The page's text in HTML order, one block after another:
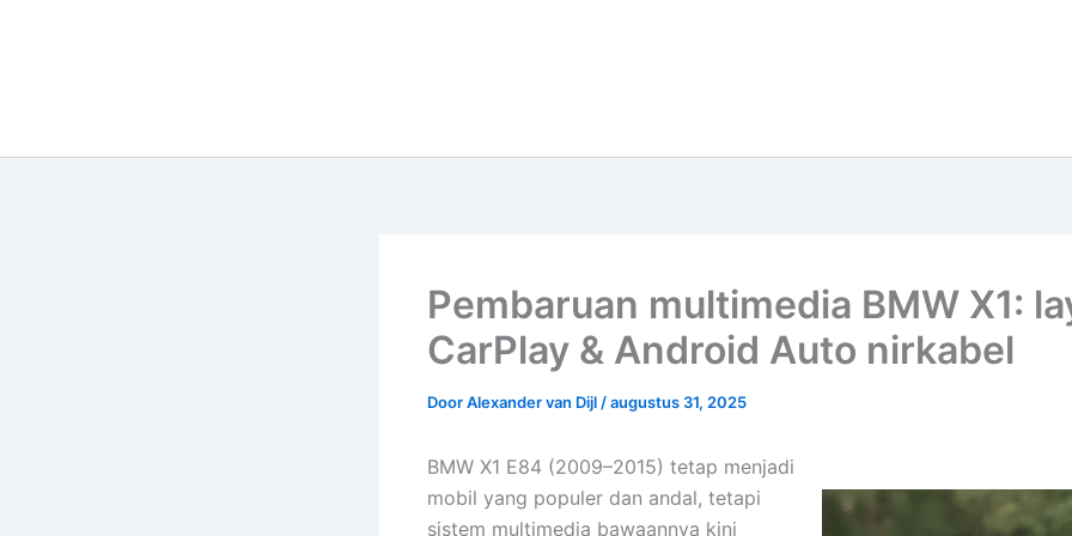
Pembaruan multimedia BMW X1:
CarPlay & Android Auto nirkabel
DoorAlexander van Dijl /augustus 31, 2025
BMW X1 E84 (2009–2015) tetap menjadi
mobil yang populer dan andal, tetapi
sistem multimedia bawaannya kini